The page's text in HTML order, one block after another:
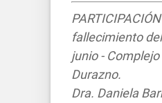
fallecimiento
junio -
Durazno.
Dra. Daniela